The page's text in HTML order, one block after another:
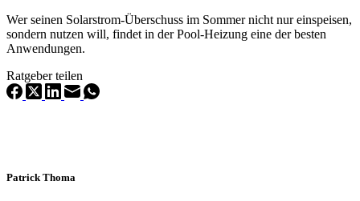
Wer seinen Solarstrom-Überschuss im Sommer nicht nur einspeisen,
sondern nutzen will, findet in der Pool-Heizung eine der besten
Anwendungen.
Ratgeber teilen
Patrick Thoma